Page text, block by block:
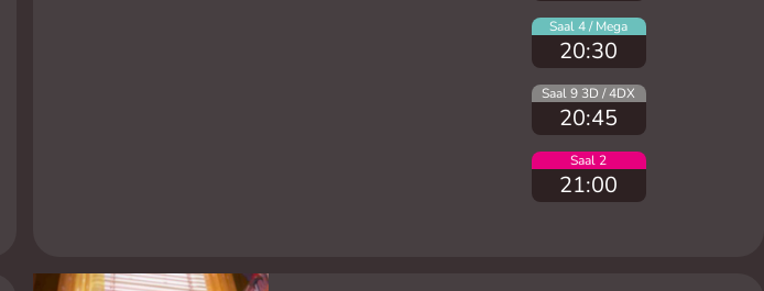
Saal 4 / Mega
20:30
Saal 9 3D / 4DX
20:45
Saal 2
21:00